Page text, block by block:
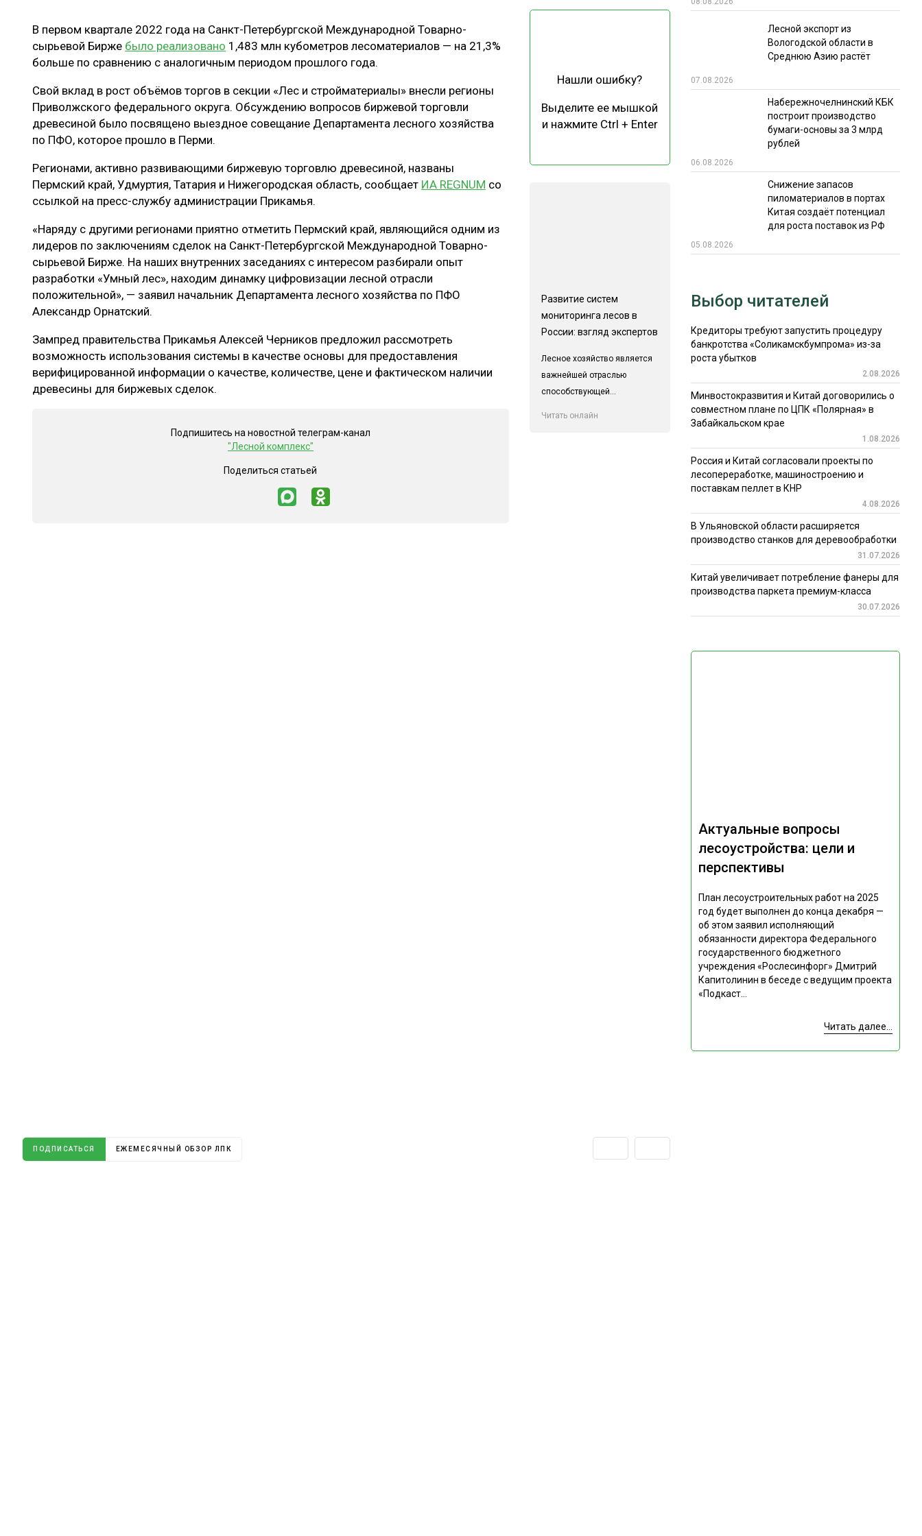
ЛОГИСТИКА МЕБЕЛЬНОЕ ПРОИЗВОДСТВО ТЕХНОЛОГИИ
ЭКСПЕРТНОЕ МНЕНИЕ
КАЛЕНДАРЬ ВЫСТАВОК ИТОГИ МЕРОПРИЯТИЙ
В первом квартале 2022 года на Санкт-Петербургской Международной Товарно-
сырьевой Бирже было реализовано 1,483 млн кубометров лесоматериалов — на 21,3%
больше по сравнению с аналогичным периодом прошлого года.
Свой вклад в рост объёмов торгов в секции «Лес и стройматериалы» внесли регионы
Приволжского федерального округа. Обсуждению вопросов биржевой торговли
древесиной было посвящено выездное совещание Департамента лесного хозяйства
по ПФО, которое прошло в Перми.
Регионами, активно развивающими биржевую торговлю древесиной, названы
Пермский край, Удмуртия, Татария и Нижегородская область, сообщает ИА REGNUM со
ссылкой на пресс-службу администрации Прикамья.
«Наряду с другими регионами приятно отметить Пермский край, являющийся одним из
лидеров по заключениям сделок на Санкт-Петербургской Международной Товарно-
сырьевой Бирже. На наших внутренних заседаниях с интересом разбирали опыт
разработки «Умный лес», находим динамку цифровизации лесной отрасли
положительной», — заявил начальник Департамента лесного хозяйства по ПФО
Александр Орнатский.
Зампред правительства Прикамья Алексей Черников предложил рассмотреть
возможность использования системы в качестве основы для предоставления
верифицированной информации о качестве, количестве, цене и фактическом наличии
древесины для биржевых сделок.
Подпишитесь на новостной телеграм-канал
"Лесной комплекс"
Поделиться статьей
Нашли ошибку?
Выделите ее мышкой
и нажмите Ctrl + Enter
Развитие систем
мониторинга лесов в
России: взгляд экспертов
Лесное хозяйство является
важнейшей отраслью
способствующей...
Читать онлайн
Лесной экспорт из
Вологодской области в
Среднюю Азию растёт
07.08.2026
Набережночелнинский КБК
построит производство
бумаги-основы за 3 млрд
рублей
06.08.2026
Снижение запасов
пиломатериалов в портах
Китая создаёт потенциал
для роста поставок из РФ
05.08.2026
Актуальные вопросы
лесоустройства: цели и
перспективы
План лесоустроительных работ на 2025
год будет выполнен до конца декабря —
об этом заявил исполняющий
обязанности директора Федерального
государственного бюджетного
учреждения «Рослесинфорг» Дмитрий
Капитолинин в беседе с ведущим проекта
«Подкаст...
Читать далее...
ПОДПИСАТЬСЯ ЕЖЕМЕСЯЧНЫЙ ОБЗОР ЛПК
Выбор читателей
Кредиторы требуют запустить процедуру
банкротства «Соликамскбумпрома» из-за
роста убытков
2.08.2026
Минвостокразвития и Китай договорились о
совместном плане по ЦПК «Полярная» в
Забайкальском крае
1.08.2026
Россия и Китай согласовали проекты по
лесопереработке, машиностроению и
поставкам пеллет в КНР
4.08.2026
В Ульяновской области расширяется
производство станков для деревообработки
31.07.2026
Китай увеличивает потребление фанеры для
производства паркета премиум-класса
30.07.2026